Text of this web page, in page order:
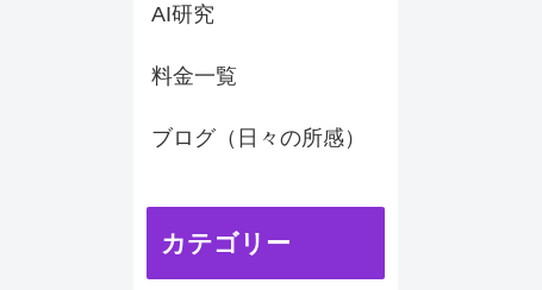
AI研究
料金一覧
ブログ（日々の所感）
カテゴリー